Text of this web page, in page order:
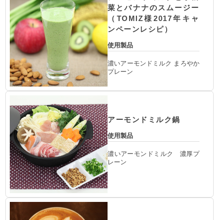
菜とバナナのスムージー
（TOMIZ様2017年キャ
ンペーンレシピ）
使用製品
濃いアーモンドミルク まろやか
プレーン
アーモンドミルク鍋
使用製品
濃いアーモンドミルク 濃厚プ
レーン